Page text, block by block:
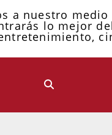
a nuestro
lo mejor